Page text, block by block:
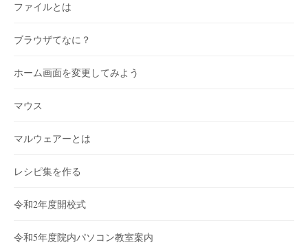
ファイルとは
ブラウザてなに？
ホーム画面を変更してみよう
マウス
マルウェアーとは
レシピ集を作る
令和2年度開校式
令和5年度院内パソコン教室案内